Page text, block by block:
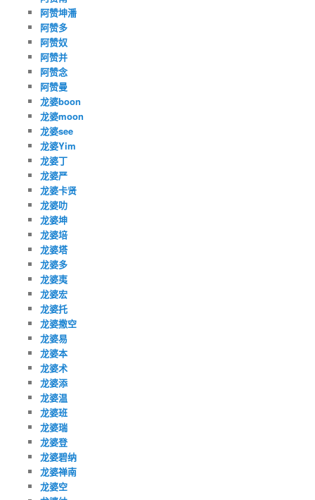
阿赞坤潘
阿赞多
阿赞奴
阿赞并
阿赞念
阿赞曼
龙婆boon
龙婆moon
龙婆see
龙婆Yim
龙婆丁
龙婆严
龙婆卡贤
龙婆叻
龙婆坤
龙婆培
龙婆塔
龙婆多
龙婆夷
龙婆宏
龙婆托
龙婆撒空
龙婆易
龙婆本
龙婆术
龙婆添
龙婆温
龙婆班
龙婆瑞
龙婆登
龙婆碧纳
龙婆禅南
龙婆空